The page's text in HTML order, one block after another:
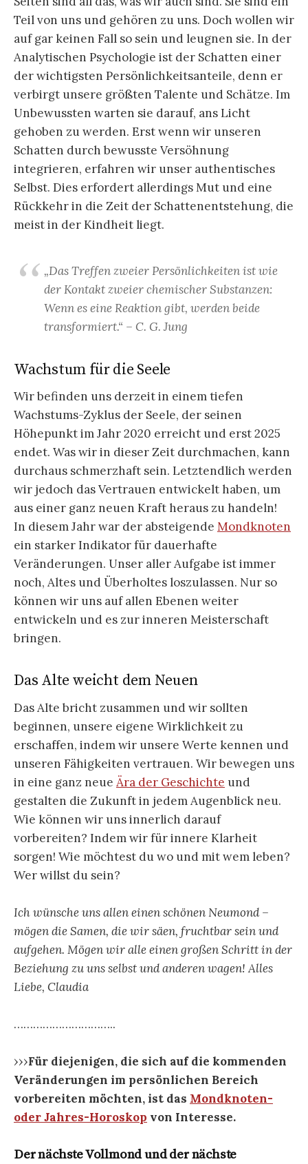
Teil von uns und gehören zu uns. Doch wollen wir
auf gar keinen Fall so sein und leugnen sie. In der
Analytischen Psychologie ist der Schatten einer
der wichtigsten Persönlichkeitsanteile, denn er
verbirgt unsere größten Talente und Schätze. Im
Unbewussten warten sie darauf, ans Licht
gehoben zu werden. Erst wenn wir unseren
Schatten durch bewusste Versöhnung
integrieren, erfahren wir unser authentisches
Selbst. Dies erfordert allerdings Mut und eine
Rückkehr in die Zeit der Schattenentstehung, die
meist in der Kindheit liegt.
„Das Treffen zweier Persönlichkeiten ist wie
der Kontakt zweier chemischer Substanzen:
Wenn es eine Reaktion gibt, werden beide
transformiert.“ – C. G. Jung
Wachstum für die Seele
Wir befinden uns derzeit in einem tiefen
Wachstums-Zyklus der Seele, der seinen
Höhepunkt im Jahr 2020 erreicht und erst 2025
endet. Was wir in dieser Zeit durchmachen, kann
durchaus schmerzhaft sein. Letztendlich werden
wir jedoch das Vertrauen entwickelt haben, um
aus einer ganz neuen Kraft heraus zu handeln!
In diesem Jahr war der absteigende Mondknoten
ein starker Indikator für dauerhafte
Veränderungen. Unser aller Aufgabe ist immer
noch, Altes und Überholtes loszulassen. Nur so
können wir uns auf allen Ebenen weiter
entwickeln und es zur inneren Meisterschaft
bringen.
Das Alte weicht dem Neuen
Das Alte bricht zusammen und wir sollten
beginnen, unsere eigene Wirklichkeit zu
erschaffen, indem wir unsere Werte kennen und
unseren Fähigkeiten vertrauen. Wir bewegen uns
in eine ganz neue Ära der Geschichte und
gestalten die Zukunft in jedem Augenblick neu.
Wie können wir uns innerlich darauf
vorbereiten? Indem wir für innere Klarheit
sorgen! Wie möchtest du wo und mit wem leben?
Wer willst du sein?
Ich wünsche uns allen einen schönen Neumond –
mögen die Samen, die wir säen, fruchtbar sein und
aufgehen. Mögen wir alle einen großen Schritt in der
Beziehung zu uns selbst und anderen wagen! Alles
Liebe, Claudia
…………………………..
›››Für diejenigen, die sich auf die kommenden
Veränderungen im persönlichen Bereich
vorbereiten möchten, ist das Mondknoten-
oder Jahres-Horoskop von Interesse.
Der nächste Vollmond und der nächste